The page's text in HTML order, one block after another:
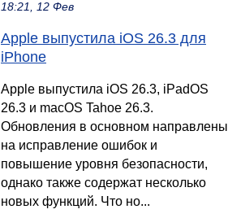
18:21, 12 Фев
Apple выпустила iOS 26.3 для
iPhone
Apple выпустила iOS 26.3, iPadOS
26.3 и macOS Tahoe 26.3.
Обновления в основном направлены
на исправление ошибок и
повышение уровня безопасности,
однако также содержат несколько
новых функций. Что но...